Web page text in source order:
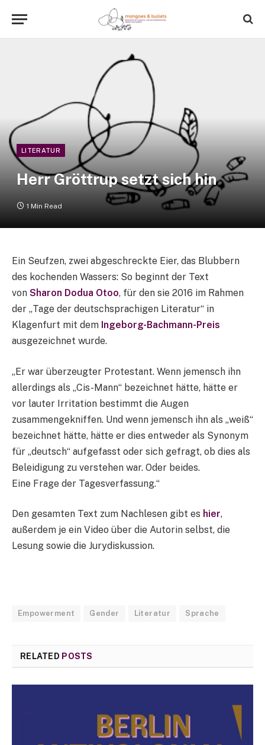
LITERATUR
Herr Gröttrup setzt sich hin
1 Min Read
Ein Seufzen, zwei abgeschreckte Eier, das Blubbern
des kochenden Wassers: So beginnt der Text
von Sharon Dodua Otoo, für den sie 2016 im Rahmen
der „Tage der deutschsprachigen Literatur“ in
Klagenfurt mit dem Ingeborg-Bachmann-Preis
ausgezeichnet wurde.
„Er war überzeugter Protestant. Wenn jemensch ihn
allerdings als „Cis-Mann“ bezeichnet hätte, hätte er
vor lauter Irritation bestimmt die Augen
zusammengekniffen. Und wenn jemensch ihn als „weiß“
bezeichnet hätte, hätte er dies entweder als Synonym
für „deutsch“ aufgefasst oder sich gefragt, ob dies als
Beleidigung zu verstehen war. Oder beides.
Eine Frage der Tagesverfassung.“
Den gesamten Text zum Nachlesen gibt es hier,
außerdem je ein Video über die Autorin selbst, die
Lesung sowie die Jurydiskussion.
Empowerment Gender Literatur Sprache
RELATED POSTS